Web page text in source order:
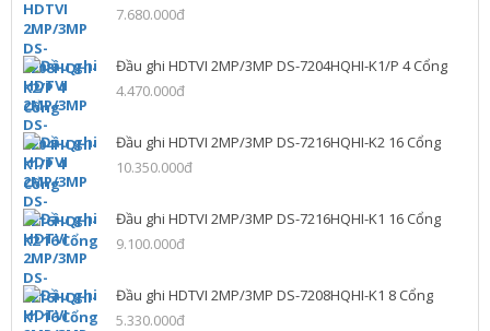
7.680.000đ
Đầu ghi HDTVI 2MP/3MP DS-7204HQHI-K1/P 4 Cổng
4.470.000đ
Đầu ghi HDTVI 2MP/3MP DS-7216HQHI-K2 16 Cổng
10.350.000đ
Đầu ghi HDTVI 2MP/3MP DS-7216HQHI-K1 16 Cổng
9.100.000đ
Đầu ghi HDTVI 2MP/3MP DS-7208HQHI-K1 8 Cổng
5.330.000đ